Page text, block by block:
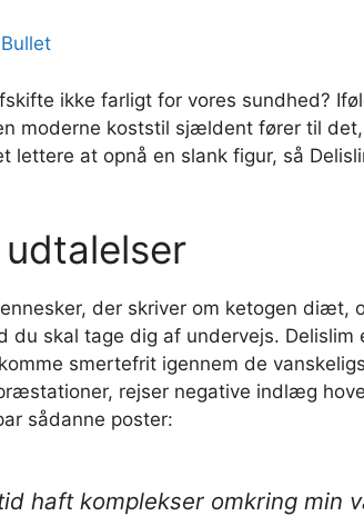
ikke farligt for vores sundhed?
moderne koststil sjældent fører til
lettere at opnå en slank figur, så
udtalelser
der skriver om ketogen
du skal tage dig af undervejs. Delislim
smertefrit igennem de
rejser negative indlæg
sådanne poster:
haft komplekser omkring